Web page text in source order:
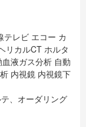
テレビ エコー カ
リカルCT ホルタ
液ガス分析 自動
内視鏡 内視鏡下
、オーダリング